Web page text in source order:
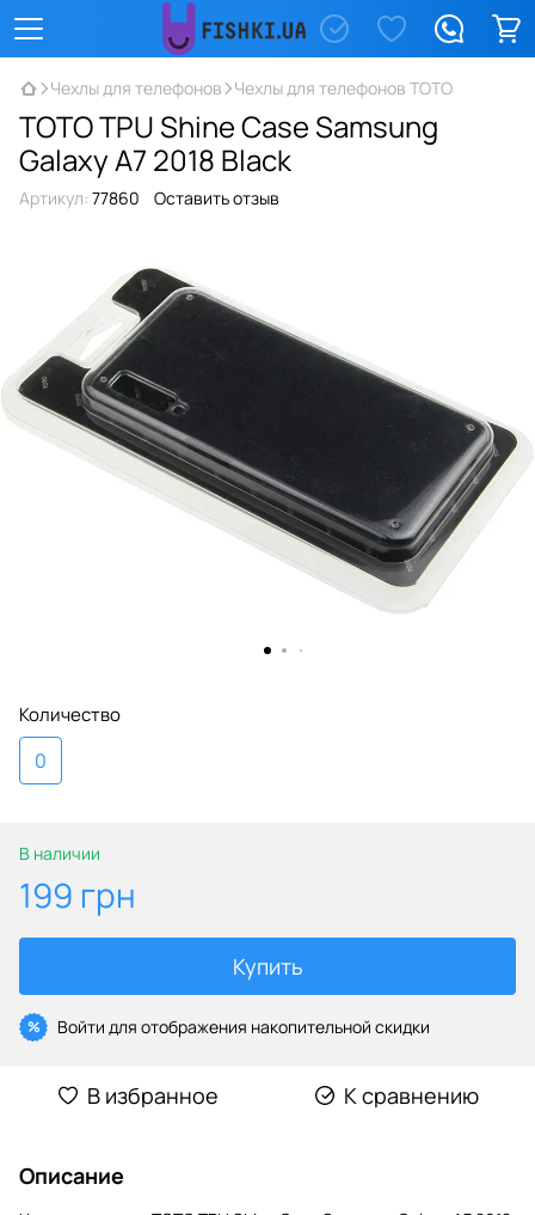
Чехлы для телефонов Чехлы для телефонов TOTO
TOTO TPU Shine Case Samsung
Galaxy A7 2018 Black
Артикул: 77860 Оставить отзыв
Количество
0
В наличии
199 грн
Купить
% Войти для отображения накопительной скидки
В избранное К сравнению
Описание